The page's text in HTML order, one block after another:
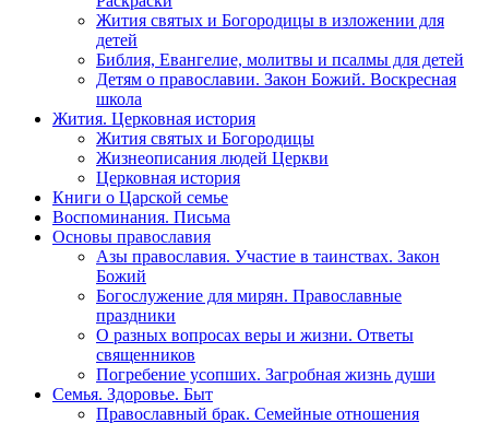
Жития святых и Богородицы в изложении для
детей
Библия, Евангелие, молитвы и псалмы для детей
Детям о православии. Закон Божий. Воскресная
школа
Жития. Церковная история
Жития святых и Богородицы
Жизнеописания людей Церкви
Церковная история
Книги о Царской семье
Воспоминания. Письма
Основы православия
Азы православия. Участие в таинствах. Закон
Божий
Богослужение для мирян. Православные
праздники
О разных вопросах веры и жизни. Ответы
священников
Погребение усопших. Загробная жизнь души
Семья. Здоровье. Быт
Православный брак. Семейные отношения